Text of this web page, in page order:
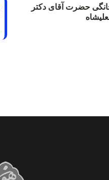
خانگی حضرت آقای دکتر